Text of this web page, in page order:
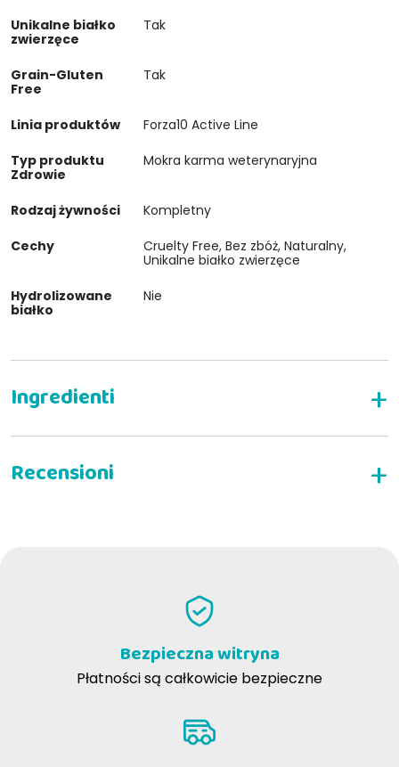
Unikalne białko
zwierzęce
Tak
Grain-Gluten
Free
Tak
Linia produktów
Forza10 Active Line
Typ produktu
Zdrowie
Mokra karma weterynaryjna
Rodzaj żywności
Kompletny
Cechy
Cruelty Free, Bez zbóż, Naturalny,
Unikalne białko zwierzęce
Hydrolizowane
białko
Nie
Bezpieczna witryna
Płatności są całkowicie bezpieczne